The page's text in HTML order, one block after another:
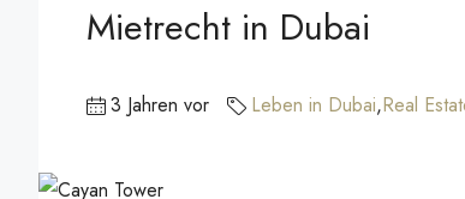
Mietrecht in Dubai
3 Jahren vor Leben in Dubai,Real